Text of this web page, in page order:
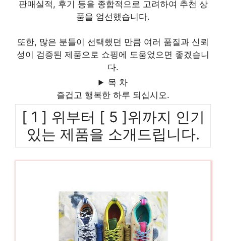
판매실적, 후기 등을 종합적으로 고려하여 추천 상
품을 엄선했습니다.
또한, 많은 분들이 선택했던 만큼 여러 품질과 신뢰
성이 검증된 제품으로 쇼핑에 도움었으면 좋겠습니
다.
목 차
즐겁고 행복한 하루 되십시오.
[ 1 ] 위부터 [ 5 ]위까지 인기
있는 제품을 소개드립니다.